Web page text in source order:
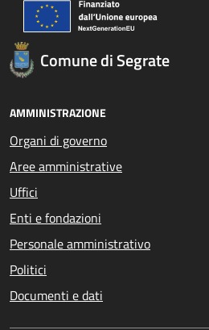
Comune di Segrate
AMMINISTRAZIONE
Organi di governo
Aree amministrative
Uffici
Enti e fondazioni
Personale amministrativo
Politici
Documenti e dati